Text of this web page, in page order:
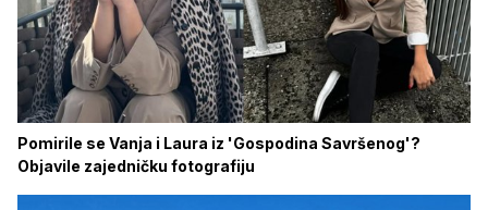
Pomirile se Vanja i Laura iz 'Gospodina Savršenog'?
Objavile zajedničku fotografiju